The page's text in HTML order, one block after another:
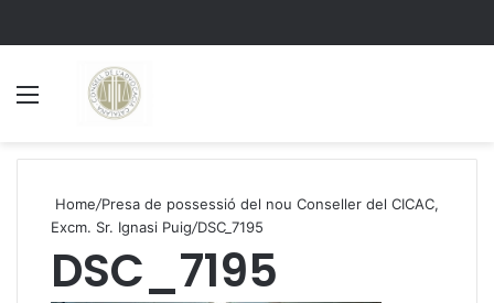
Home/Presa de possessió del nou Conseller del CICAC,
Excm. Sr. Ignasi Puig/DSC_7195
DSC_7195